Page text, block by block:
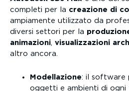
completi per la creazione di
ampiamente utilizzato da
diversi settori per la
animazioni, visualizzazioni
altro ancora.
Modellazione: il software
oggetti e ambienti di ogni